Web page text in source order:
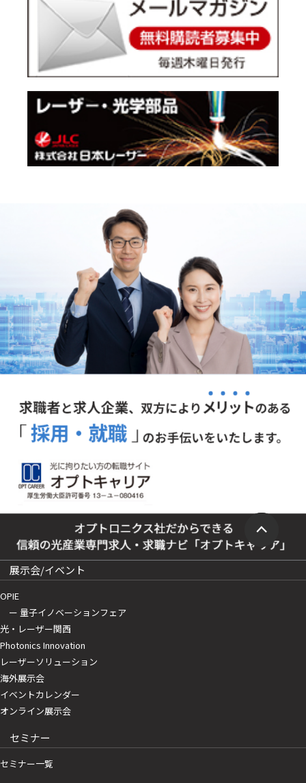
展示会/イベント
OPIE
ー 量子イノベーションフェア
光・レーザー関西
Photonics Innovation
レーザーソリューション
海外展示会
イベントカレンダー
オンライン展示会
セミナー
セミナー一覧